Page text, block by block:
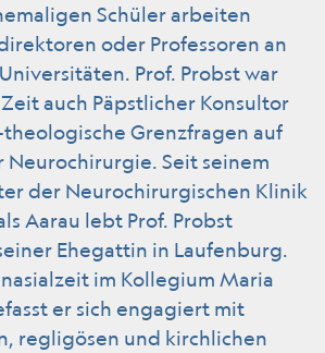
Schüler arbeiten
oder Professoren an
Prof. Probst war
auch Päpstlicher Konsultor
Grenzfragen auf
Seit seinem
der Neurochirurgischen Klinik
Aarau lebt Prof. Probst
Ehegattin in Laufenburg.
im Kollegium Maria
er sich engagiert mit
regligösen und kirchlichen